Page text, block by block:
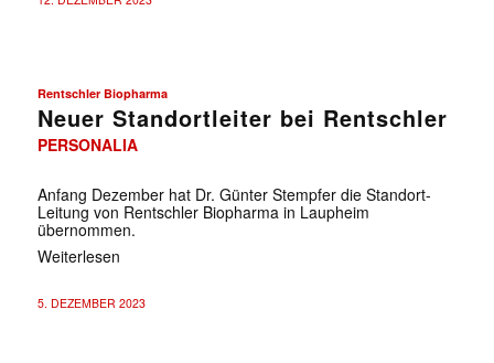
Rentschler Biopharma
Neuer Standortleiter bei Rentschler
PERSONALIA
Anfang Dezember hat Dr. Günter Stempfer die Standort-
Leitung von Rentschler Biopharma in Laupheim
übernommen.
Weiterlesen
5. DEZEMBER 2023